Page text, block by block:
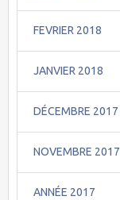
FEVRIER 2018
JANVIER 2018
DÉCEMBRE 2017
NOVEMBRE 2017
ANNÉE 2017